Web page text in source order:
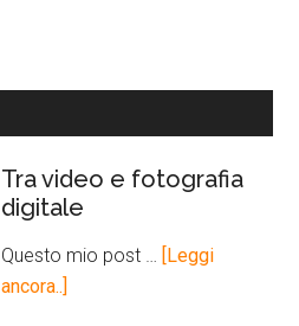
Tra video e fotografia
digitale
Questo mio post …
[Leggi
ancora..]